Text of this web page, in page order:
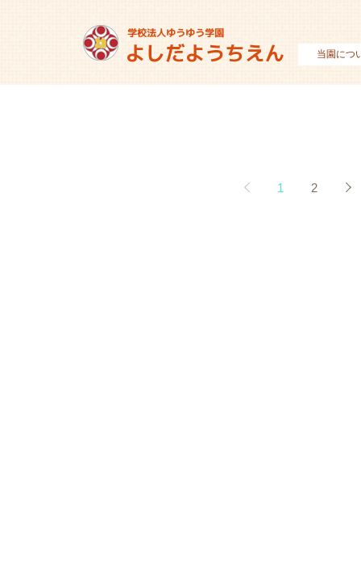
当園につ
1 2